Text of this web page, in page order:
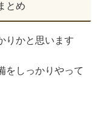
とめ
りかと思います
をしっかりやって